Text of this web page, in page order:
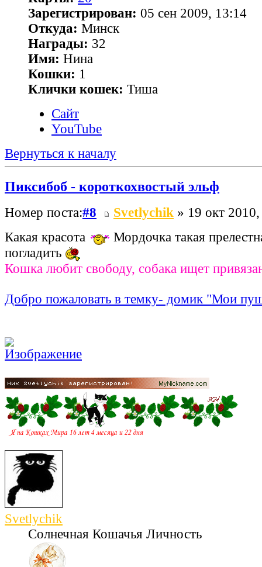
Зарегистрирован: 05 сен 2009, 13:14
Откуда: Минск
Награды: 32
Имя: Нина
Кошки: 1
Клички кошек: Тиша
Сайт
YouTube
Вернуться к началу
Пиксибоб - короткохвостый эльф
Номер поста:#8 Svetlychik » 19 окт
Какая красота
Мордочка такая
погладить
Кошка любит свободу, собака ищет
Добро пожаловать в темку- домик "Мои
Svetlychik
Солнечная Кошачья Личность